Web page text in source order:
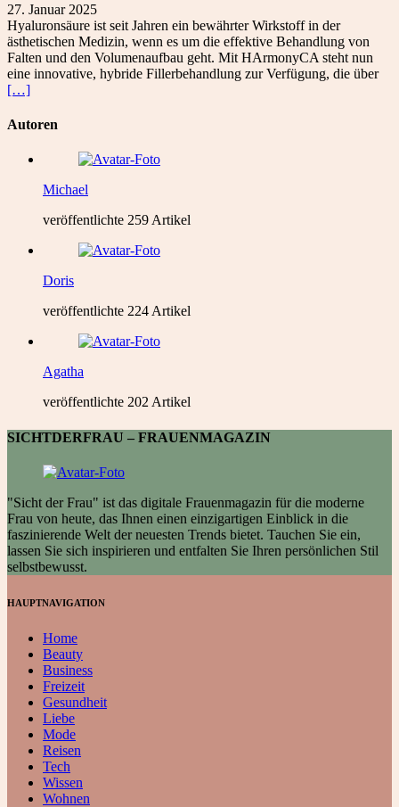
27. Januar 2025
Hyaluronsäure ist seit Jahren ein bewährter Wirkstoff in der
ästhetischen Medizin, wenn es um die effektive Behandlung von
Falten und den Volumenaufbau geht. Mit HArmonyCA steht nun
eine innovative, hybride Fillerbehandlung zur Verfügung, die über
[…]
Autoren
Michael
veröffentlichte 259 Artikel
Doris
veröffentlichte 224 Artikel
Agatha
veröffentlichte 202 Artikel
SICHTDERFRAU – FRAUENMAGAZIN
"Sicht der Frau" ist das digitale Frauenmagazin für die moderne
Frau von heute, das Ihnen einen einzigartigen Einblick in die
faszinierende Welt der neuesten Trends bietet. Tauchen Sie ein,
lassen Sie sich inspirieren und entfalten Sie Ihren persönlichen Stil
selbstbewusst.
HAUPTNAVIGATION
Home
Beauty
Business
Freizeit
Gesundheit
Liebe
Mode
Reisen
Tech
Wissen
Wohnen